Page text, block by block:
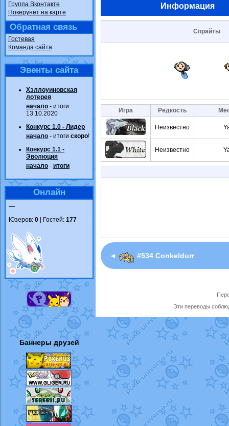
Группа Вконтакте
Покерунет на карте
Обратная связь
Гостевая
Команда сайта
Эвенты сайта
Хэллоуиновская
лотерея
начало - итоги
13.10.2020
Конкурс 1.0 - Лидер
начало - итоги скоро!
Конкурс 1.1 -
Эволюция
начало - итоги
Онлайн
—
Юзеров: 0 | Гостей: 177
Баннеры друзей
Информация
Спрайты
Игра Редкость
Неизвестно
Неизвестно
◄ #534 Conkeldurr
Эти переводы